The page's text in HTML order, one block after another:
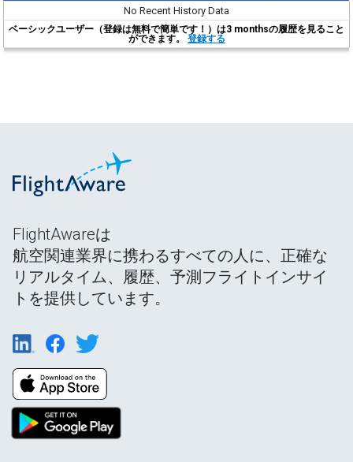
No Recent History Data
ベーシックユーザー（登録は無料で簡単です！）は3 monthsの履歴を見ること
ができます。 登録する
FlightAwareは
航空関連業界に携わるすべての人に、正確な
リアルタイム、履歴、予測フライトインサイ
トを提供しています。